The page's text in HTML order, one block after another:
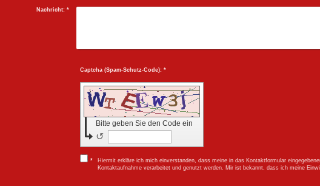
Nachricht:*
Captcha (Spam-Schutz-Code): *
Bitte geben Sie den Code ein
↺
*
Hiermit erkläre ich mich einverstanden, dass meine in das Kontaktformular
Kontaktaufnahme verarbeitet und genutzt werden. Mir ist bekannt, dass ich meine